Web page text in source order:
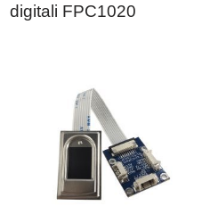
digitali FPC1020